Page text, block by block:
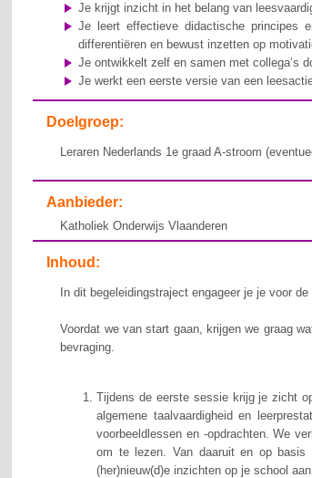
Je krijgt inzicht in het belang van
Je leert effectieve didactische principes
differentiëren en bewust inzetten op
Je ontwikkelt zelf en samen met collega’s
Je werkt een eerste versie van een
Doelgroep:
Leraren Nederlands 1e graad A-stroom
Aanbieder:
Katholiek Onderwijs Vlaanderen
Inhoud:
In dit begeleidingstraject engageer je je voor
Voordat we van start gaan, krijgen we graag
bevraging.
Tijdens de eerste sessie krijg je zicht
algemene taalvaardigheid en
voorbeeldlessen en -opdrachten. We
om te lezen. Van daaruit en op
(her)nieuw(d)e inzichten op je school